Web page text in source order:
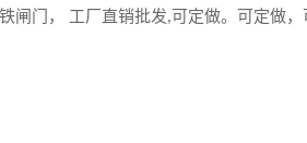
门， 工厂直销批发,可定做。可定做，